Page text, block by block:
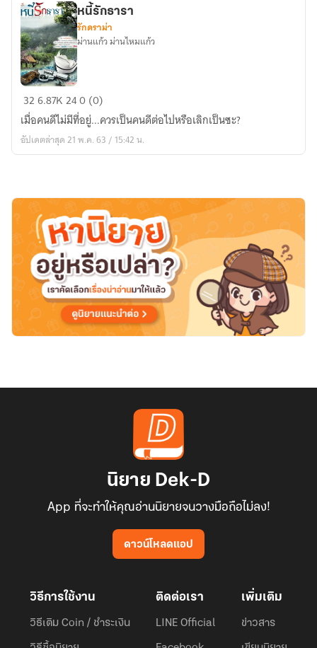
หนี้
รัก
ธารา
หนี้รักธารา
รักดราม่า
ม่านแก้ว ม่านไหมแก้ว
326.87K240 (0)
เมื่อคนดีไม่มีที่อยู่...ควรเป็นคนดีต่อไปหรือเลิกเป็นซะ?
อัปเดตล่าสุด 21 พ.ค. 63 / 15:42 น.
นิยาย Dek-D
App ที่จะทำให้คุณอ่านนิยายจนวางมือถือไม่ลง!
ดาวน์โหลดแอป
วิธีการใช้งาน
วิธีเติม Coin / ชำระเงิน
ติดต่อเรา
LINE Official
เพิ่มเติม
ข่าวสาร